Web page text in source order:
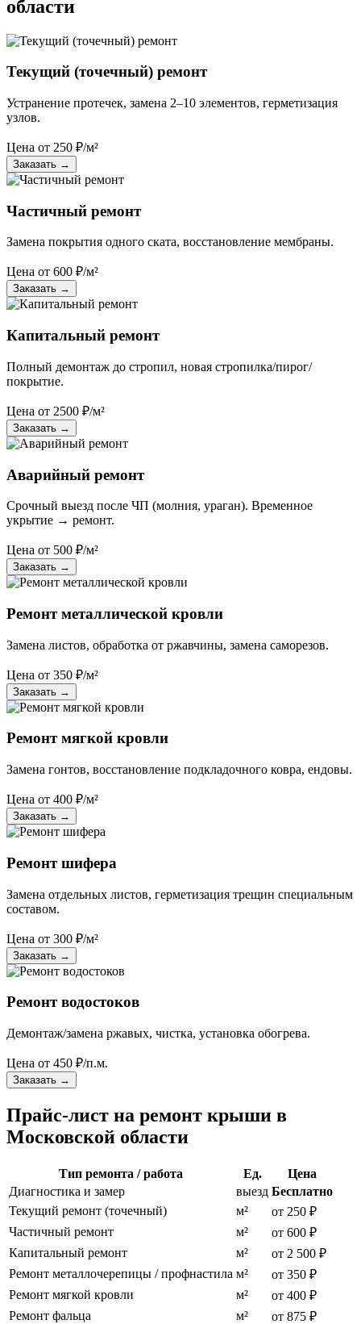
области
Текущий (точечный) ремонт
Устранение протечек, замена 2–10 элементов, герметизация
узлов.
Цена от 250 ₽/м²
Заказать →
Частичный ремонт
Замена покрытия одного ската, восстановление мембраны.
Цена от 600 ₽/м²
Заказать →
Капитальный ремонт
Полный демонтаж до стропил, новая стропилка/пирог/
покрытие.
Цена от 2500 ₽/м²
Заказать →
Аварийный ремонт
Срочный выезд после ЧП (молния, ураган). Временное
укрытие → ремонт.
Цена от 500 ₽/м²
Заказать →
Ремонт металлической кровли
Замена листов, обработка от ржавчины, замена саморезов.
Цена от 350 ₽/м²
Заказать →
Ремонт мягкой кровли
Замена гонтов, восстановление подкладочного ковра, ендовы.
Цена от 400 ₽/м²
Заказать →
Ремонт шифера
Замена отдельных листов, герметизация трещин специальным
составом.
Цена от 300 ₽/м²
Заказать →
Ремонт водостоков
Демонтаж/замена ржавых, чистка, установка обогрева.
Цена от 450 ₽/п.м.
Заказать →
Прайс-лист на ремонт крыши в
Московской области
Тип ремонта / работа Ед.
Цена
Диагностика и замер
выезд Бесплатно
Текущий ремонт (точечный)
м²
от 250 ₽
Частичный ремонт
м²
от 600 ₽
Капитальный ремонт
м²
от 2 500 ₽
Ремонт металлочерепицы / профнастила м²
от 350 ₽
Ремонт мягкой кровли
м²
от 400 ₽
Ремонт фальца
м²
от 875 ₽